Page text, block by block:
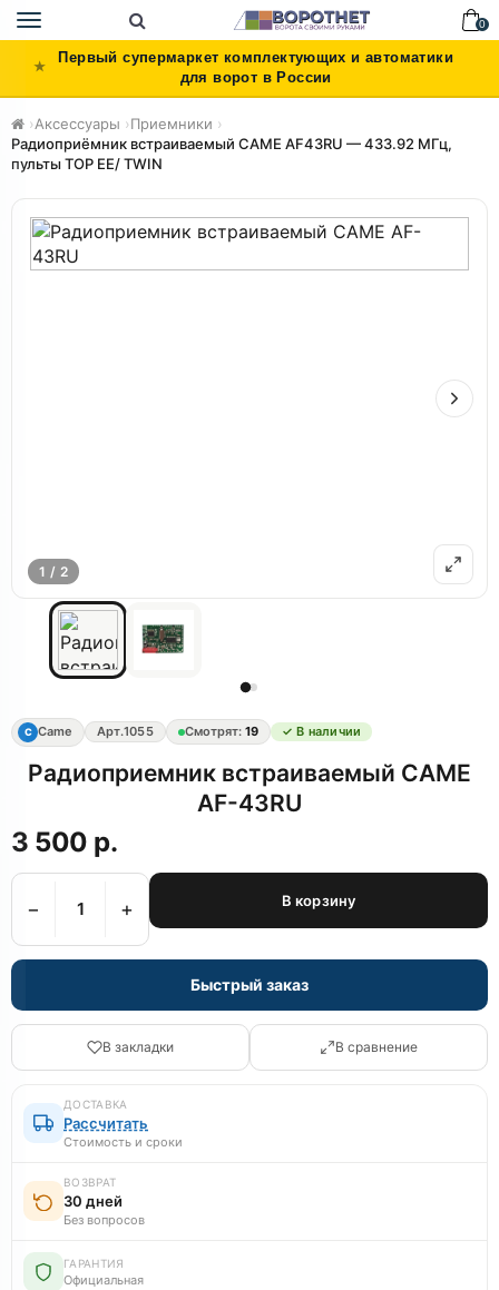
Toggle
navigation
0
Первый супермаркет комплектующих и автоматики
для ворот в России
›Аксессуары ›Приемники ›
Радиоприёмник встраиваемый CAME AF43RU — 433.92 МГц,
пульты TOP EE/ TWIN
1 / 2
C Came Арт.1055 Смотрят: 19 ✓ В наличии
Радиоприемник встраиваемый CAME
AF-43RU
3 500 р.
− + В корзину
Быстрый заказ
В закладки В сравнение
ДОСТАВКА
Рассчитать
Стоимость и сроки
ВОЗВРАТ
30 дней
Без вопросов
ГАРАНТИЯ
Официальная